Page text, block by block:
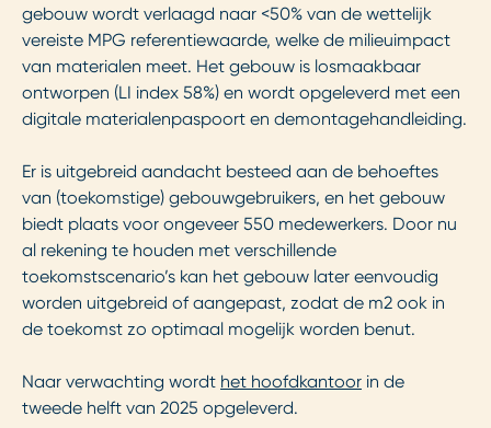
gebouw wordt verlaagd naar <50% van de wettelijk
vereiste MPG referentiewaarde, welke de milieuimpact
van materialen meet. Het gebouw is losmaakbaar
ontworpen (LI index 58%) en wordt opgeleverd met een
digitale materialenpaspoort en demontagehandleiding.
Er is uitgebreid aandacht besteed aan de behoeftes
van (toekomstige) gebouwgebruikers, en het gebouw
biedt plaats voor ongeveer 550 medewerkers. Door nu
al rekening te houden met verschillende
toekomstscenario’s kan het gebouw later eenvoudig
worden uitgebreid of aangepast, zodat de m2 ook in
de toekomst zo optimaal mogelijk worden benut.
Naar verwachting wordt het hoofdkantoor in de
tweede helft van 2025 opgeleverd.